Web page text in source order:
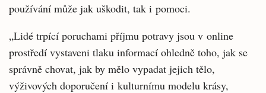
používání může jak uškodit, tak i pomoci.
„Lidé trpící poruchami příjmu potravy jsou v online
prostředí vystaveni tlaku informací ohledně toho, jak se
správně chovat, jak by mělo vypadat jejich tělo,
výživových doporučení i kulturnímu modelu krásy,